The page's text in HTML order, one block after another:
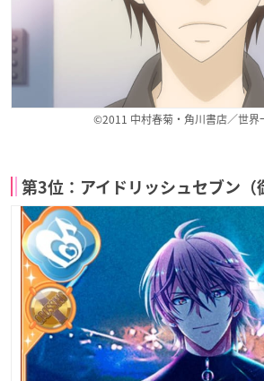
©2011 中村春菊・角川書店／世界
第3位：アイドリッシュセブン（